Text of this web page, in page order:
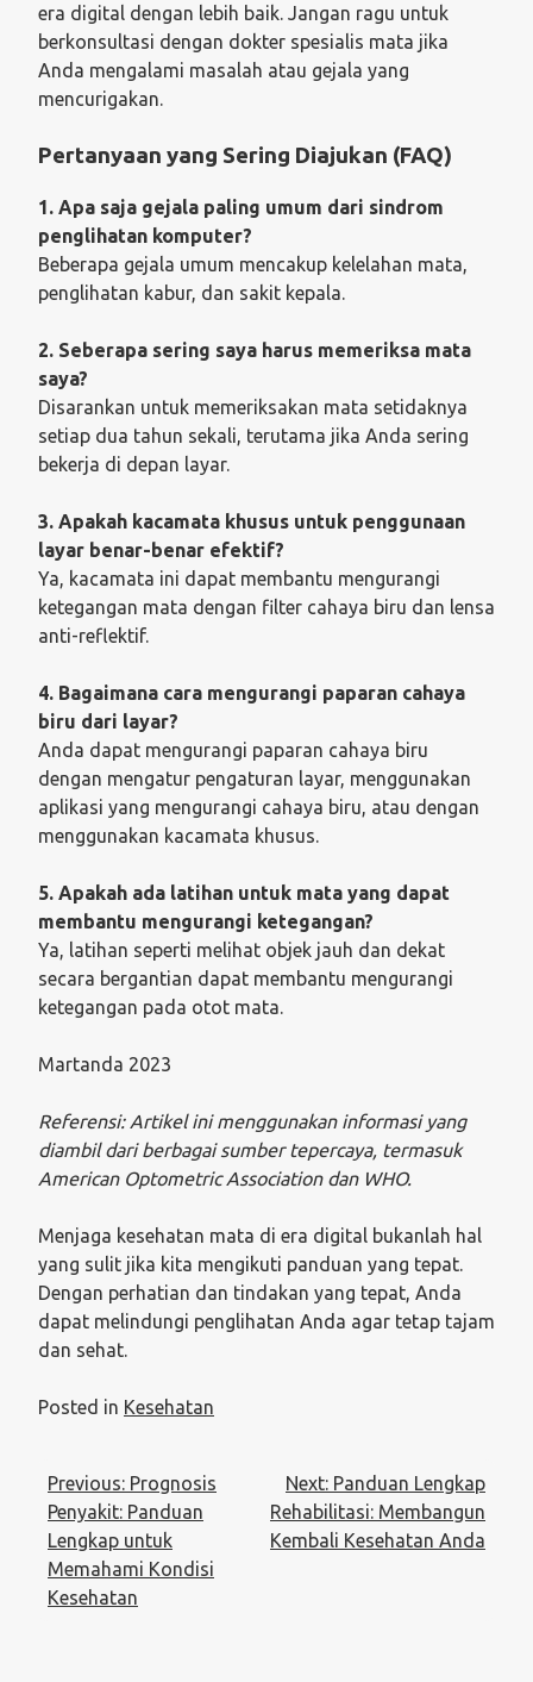
era digital dengan lebih baik. Jangan ragu untuk
berkonsultasi dengan dokter spesialis mata jika
Anda mengalami masalah atau gejala yang
mencurigakan.
Pertanyaan yang Sering Diajukan (FAQ)
1. Apa saja gejala paling umum dari sindrom
penglihatan komputer?
Beberapa gejala umum mencakup kelelahan mata,
penglihatan kabur, dan sakit kepala.
2. Seberapa sering saya harus memeriksa mata
saya?
Disarankan untuk memeriksakan mata setidaknya
setiap dua tahun sekali, terutama jika Anda sering
bekerja di depan layar.
3. Apakah kacamata khusus untuk penggunaan
layar benar-benar efektif?
Ya, kacamata ini dapat membantu mengurangi
ketegangan mata dengan filter cahaya biru dan lensa
anti-reflektif.
4. Bagaimana cara mengurangi paparan cahaya
biru dari layar?
Anda dapat mengurangi paparan cahaya biru
dengan mengatur pengaturan layar, menggunakan
aplikasi yang mengurangi cahaya biru, atau dengan
menggunakan kacamata khusus.
5. Apakah ada latihan untuk mata yang dapat
membantu mengurangi ketegangan?
Ya, latihan seperti melihat objek jauh dan dekat
secara bergantian dapat membantu mengurangi
ketegangan pada otot mata.
Martanda 2023
Referensi: Artikel ini menggunakan informasi yang
diambil dari berbagai sumber tepercaya, termasuk
American Optometric Association dan WHO.
Menjaga kesehatan mata di era digital bukanlah hal
yang sulit jika kita mengikuti panduan yang tepat.
Dengan perhatian dan tindakan yang tepat, Anda
dapat melindungi penglihatan Anda agar tetap tajam
dan sehat.
Posted in Kesehatan
Post
navigation
Previous: Prognosis
Penyakit: Panduan
Lengkap untuk
Memahami Kondisi
Kesehatan
Next: Panduan Lengkap
Rehabilitasi: Membangun
Kembali Kesehatan Anda